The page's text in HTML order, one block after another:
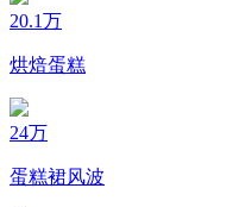
20.1万
烘焙蛋糕
24万
蛋糕裙风波